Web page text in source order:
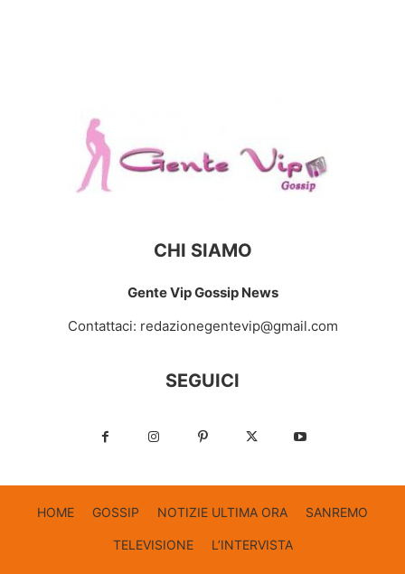
CHI SIAMO
Gente Vip Gossip News
Contattaci: redazionegentevip@gmail.com
SEGUICI
HOME GOSSIP NOTIZIE ULTIMA ORA SANREMO
TELEVISIONE L’INTERVISTA